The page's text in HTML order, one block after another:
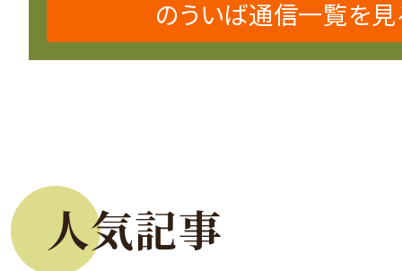
のういば通信一覧を
人気記事